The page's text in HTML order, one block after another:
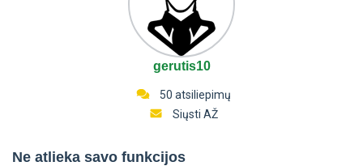
gerutis10
50 atsiliepimų
Siųsti AŽ
Ne atlieka savo funkcijos